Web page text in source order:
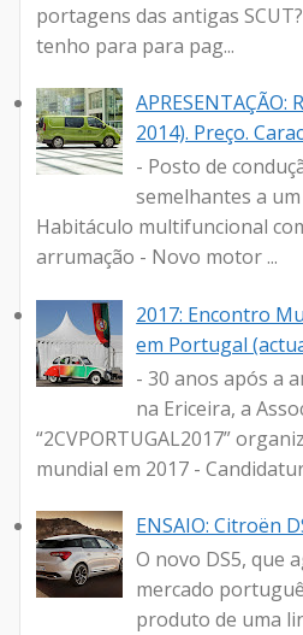
portagens das antigas
tenho para para pag...
2014). Preço.
- Posto de
semelhantes a
Habitáculo multifuncional
arrumação - Novo motor ...
2017: Encontro
em Portugal
- 30 anos após a
na Ericeira, a
“2CVPORTUGAL2017”
mundial em 2017 -
ENSAIO: Citroën
O novo DS5, que
mercado
produto de uma